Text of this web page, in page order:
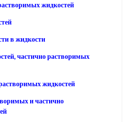
жидкостей
в жидкости
частично растворимых
жидкостей
и частично